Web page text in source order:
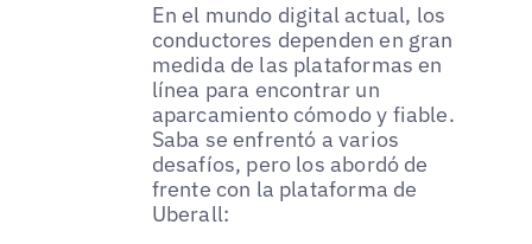
En el mundo digital actual, los
conductores dependen en gran
medida de las plataformas en
línea para encontrar un
aparcamiento cómodo y fiable.
Saba se enfrentó a varios
desafíos, pero los abordó de
frente con la plataforma de
Uberall: